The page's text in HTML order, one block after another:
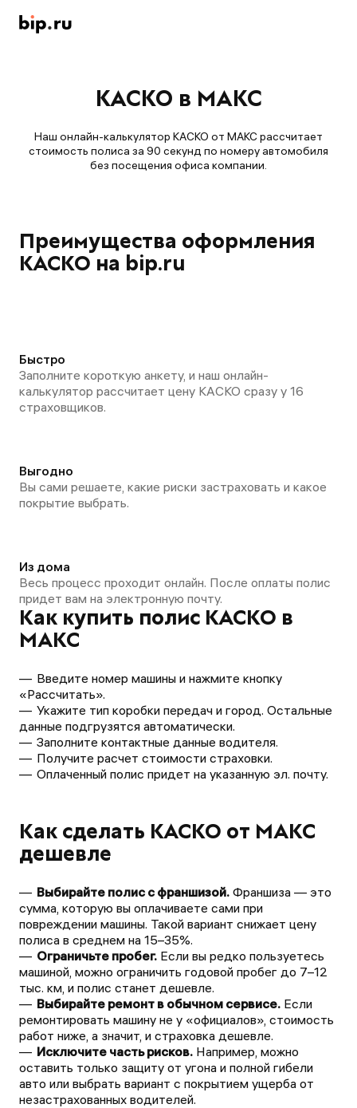
КАСКО в МАКС
Наш онлайн-калькулятор КАСКО от МАКС рассчитает
стоимость полиса за 90 секунд по номеру автомобиля
без посещения офиса компании.
Преимущества оформления
КАСКО на bip.ru
Быстро
Заполните короткую анкету, и наш онлайн-
калькулятор рассчитает цену КАСКО сразу у 16
страховщиков.
Выгодно
Вы сами решаете, какие риски застраховать и какое
покрытие выбрать.
Из дома
Весь процесс проходит онлайн. После оплаты полис
придет вам на электронную почту.
Как купить полис КАСКО в
МАКС
Введите номер машины и нажмите кнопку
«Рассчитать».
Укажите тип коробки передач и город. Остальные
данные подгрузятся автоматически.
Заполните контактные данные водителя.
Получите расчет стоимости страховки.
Оплаченный полис придет на указанную эл. почту.
Как сделать КАСКО от МАКС
дешевле
Выбирайте полис с франшизой. Франшиза — это
сумма, которую вы оплачиваете сами при
повреждении машины. Такой вариант снижает цену
полиса в среднем на 15–35%.
Ограничьте пробег. Если вы редко пользуетесь
машиной, можно ограничить годовой пробег до 7–12
тыс. км, и полис станет дешевле.
Выбирайте ремонт в обычном сервисе. Если
ремонтировать машину не у «официалов», стоимость
работ ниже, а значит, и страховка дешевле.
Исключите часть рисков. Например, можно
оставить только защиту от угона и полной гибели
авто или выбрать вариант с покрытием ущерба от
незастрахованных водителей.